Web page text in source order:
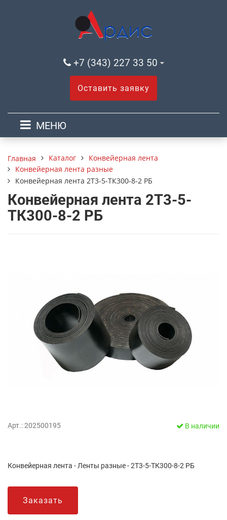
+7 (343) 227 33 50
Оставить заявку
МЕНЮ
Главная Каталог
Конвейерная лента
Конвейерная лента разные
Конвейерная лента 2Т3-5-ТК300-8-2 РБ
Конвейерная лента 2Т3-5-
ТК300-8-2 РБ
Арт.: 202500195 В наличии
Конвейерная лента - Ленты разные - 2Т3-5-ТК300-8-2 РБ
Заказать